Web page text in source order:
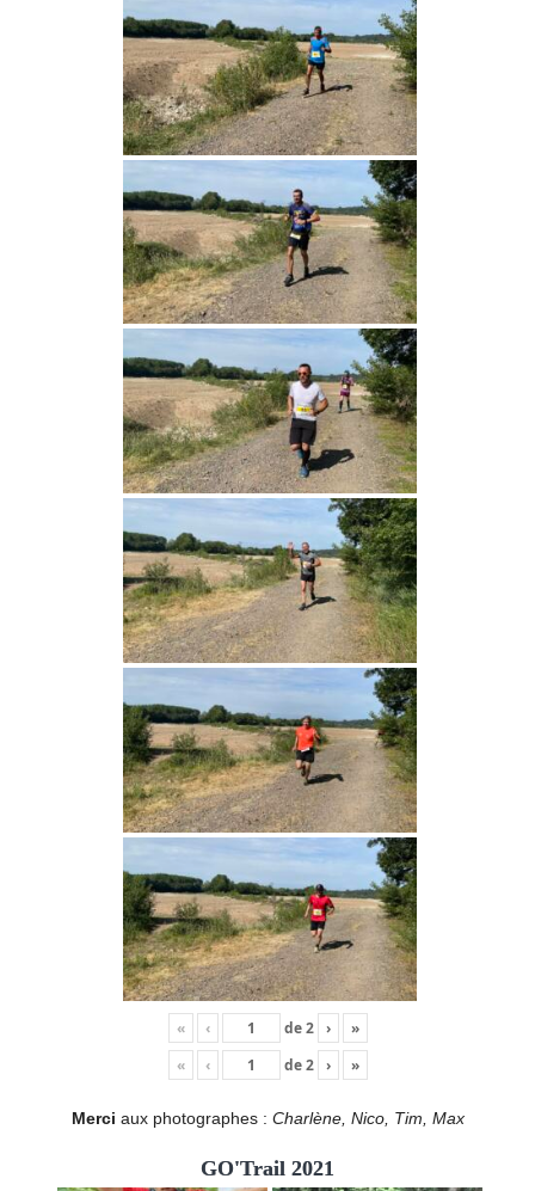
« ‹ de2 ›
»
«
‹ de2 › »
Merci aux photographes : Charlène, Nico, Tim, Max
GO'Trail 2021